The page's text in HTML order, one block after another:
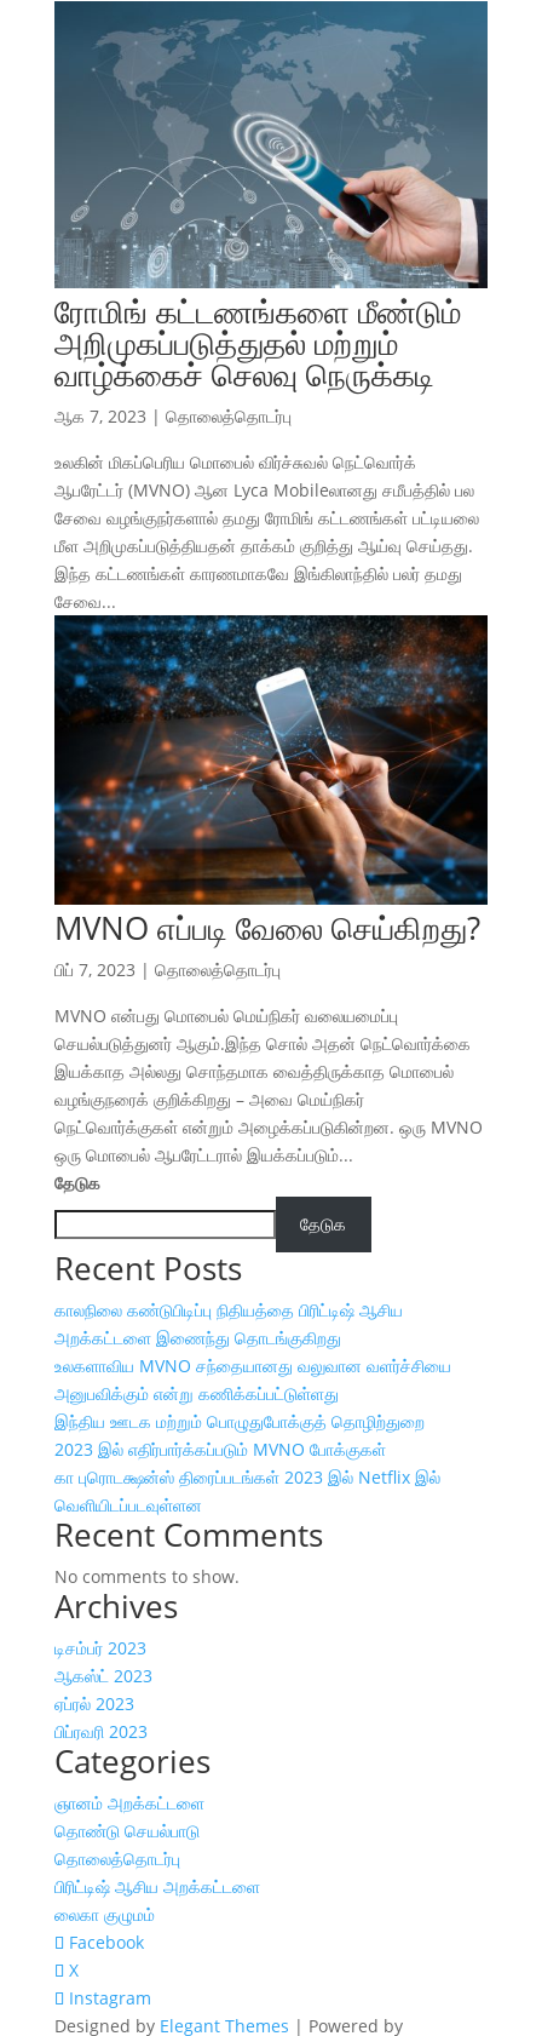
ரோமிங் கட்டணங்களை மீண்டும்
அறிமுகப்படுத்துதல் மற்றும்
வாழ்க்கைச் செலவு நெருக்கடி
ஆக 7, 2023 | தொலைத்தொடர்பு
உலகின் மிகப்பெரிய மொபைல் விர்ச்சுவல் நெட்வொர்க்
ஆபரேட்டர் (MVNO) ஆன Lyca Mobileலானது சமீபத்தில் பல
சேவை வழங்குநர்களால் தமது ரோமிங் கட்டணங்கள் பட்டியலை
மீள அறிமுகப்படுத்தியதன் தாக்கம் குறித்து ஆய்வு செய்தது.
இந்த கட்டணங்கள் காரணமாகவே இங்கிலாந்தில் பலர் தமது
சேவை...
MVNO எப்படி வேலை செய்கிறது?
பிப் 7, 2023 | தொலைத்தொடர்பு
MVNO என்பது மொபைல் மெய்நிகர் வலையமைப்பு
செயல்படுத்துனர் ஆகும்.இந்த சொல் அதன் நெட்வொர்க்கை
இயக்காத அல்லது சொந்தமாக வைத்திருக்காத மொபைல்
வழங்குநரைக் குறிக்கிறது – அவை மெய்நிகர்
நெட்வொர்க்குகள் என்றும் அழைக்கப்படுகின்றன. ஒரு MVNO
ஒரு மொபைல் ஆபரேட்டரால் இயக்கப்படும்...
தேடுக
தேடுக
Recent Posts
காலநிலை கண்டுபிடிப்பு நிதியத்தை பிரிட்டிஷ் ஆசிய
அறக்கட்டளை இணைந்து தொடங்குகிறது
உலகளாவிய MVNO சந்தையானது வலுவான வளர்ச்சியை
அனுபவிக்கும் என்று கணிக்கப்பட்டுள்ளது
இந்திய ஊடக மற்றும் பொழுதுபோக்குத் தொழிற்துறை
2023 இல் எதிர்பார்க்கப்படும் MVNO போக்குகள்
கா புரொடக்ஷன்ஸ் திரைப்படங்கள் 2023 இல் Netflix இல்
வெளியிடப்படவுள்ளன
Recent Comments
No comments to show.
Archives
டிசம்பர் 2023
ஆகஸ்ட் 2023
ஏப்ரல் 2023
பிப்ரவரி 2023
Categories
ஞானம் அறக்கட்டளை
தொண்டு செயல்பாடு
தொலைத்தொடர்பு
பிரிட்டிஷ் ஆசிய அறக்கட்டளை
லைகா குழுமம்
Facebook
X
Instagram
Designed by Elegant Themes | Powered by